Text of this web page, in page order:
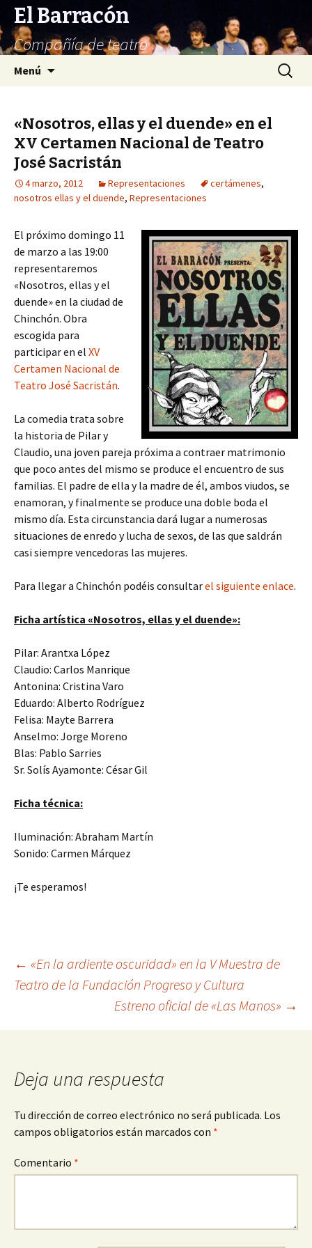
El Barracón
Compañía de teatro
Menú Buscar:
«Nosotros, ellas y el duende» en el
XV Certamen Nacional de Teatro
José Sacristán
4 marzo, 2012 Representaciones certámenes,
nosotros ellas y el duende, Representaciones
El próximo domingo 11
de marzo a las 19:00
representaremos
«Nosotros, ellas y el
duende» en la ciudad de
Chinchón. Obra
escogida para
participar en el XV
Certamen Nacional de
Teatro José Sacristán.
La comedia trata sobre
la historia de Pilar y
Claudio, una joven pareja próxima a contraer matrimonio
que poco antes del mismo se produce el encuentro de sus
familias. El padre de ella y la madre de él, ambos viudos, se
enamoran, y finalmente se produce una doble boda el
mismo día. Esta circunstancia dará lugar a numerosas
situaciones de enredo y lucha de sexos, de las que saldrán
casi siempre vencedoras las mujeres.
Para llegar a Chinchón podéis consultarel siguiente enlace.
Ficha artística «Nosotros, ellas y el duende»:
Pilar: Arantxa López
Claudio: Carlos Manrique
Antonina: Cristina Varo
Eduardo: Alberto Rodríguez
Felisa: Mayte Barrera
Anselmo: Jorge Moreno
Blas: Pablo Sarries
Sr. Solís Ayamonte: César Gil
Ficha técnica:
Iluminación: Abraham Martín
Sonido: Carmen Márquez
¡Te esperamos!
Navegación
← «En la ardiente oscuridad» en la V Muestra de
Teatro de la Fundación Progreso y Cultura
Estreno oficial de «Las Manos» →
Deja una respuesta
Tu dirección de correo electrónico no será publicada. Los
campos obligatorios están marcados con *
Comentario *